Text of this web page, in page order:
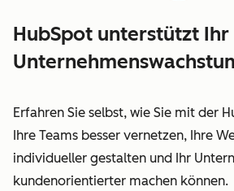
HubSpot unterstützt Ihr
Erfahren Sie selbst, wie Sie mit der
Ihre Teams besser vernetzen, Ihre
individueller gestalten und Ihr
kundenorientierter machen können.